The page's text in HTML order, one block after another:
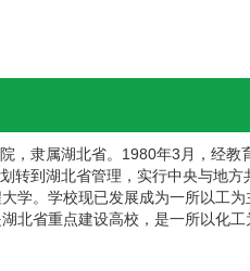
隶属湖北省。1980年3月，经教
转到湖北省管理，实行中央与地
学。学校现已发展成为一所以工为
北省重点建设高校，是一所以化